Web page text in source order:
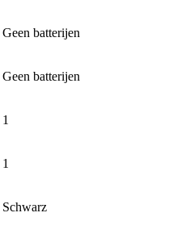
Geen batterijen
Geen batterijen
1
1
Schwarz